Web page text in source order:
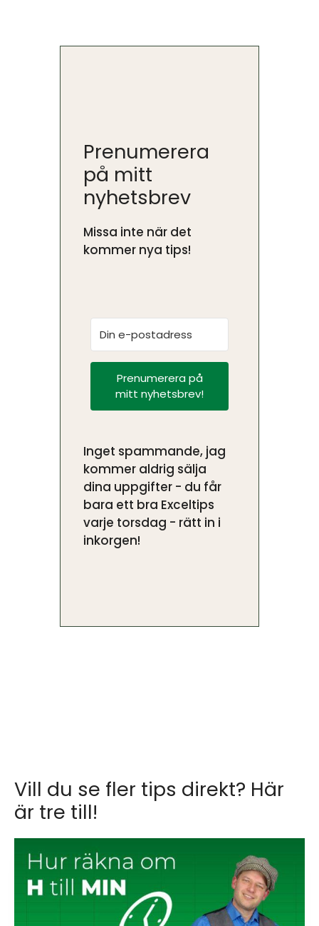
Prenumerera
på mitt
nyhetsbrev
Missa inte när det
kommer nya tips!
Prenumerera på
mitt nyhetsbrev!
Inget spammande, jag
kommer aldrig sälja
dina uppgifter - du får
bara ett bra Exceltips
varje torsdag - rätt in i
inkorgen!
Vill du se fler tips direkt? Här
är tre till!